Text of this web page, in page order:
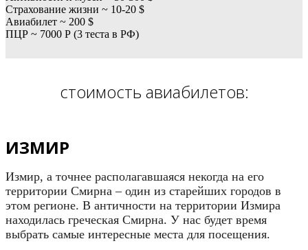
Страхование жизни ~ 10-20 $
Авиабилет ~ 200 $
ПЦР ~ 7000 Р (3 теста в РФ)
стоимость авиабилетов:
ИЗМИР
Измир, а точнее располагавшаяся некогда на его
территории Смирна – один из старейших городов в
этом регионе. В античности на территории Измира
находилась греческая Смирна. У нас будет время
выбрать самые интересные места для посещения.